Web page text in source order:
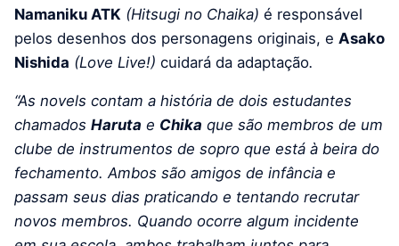
Namaniku ATK (Hitsugi no Chaika) é responsável
pelos desenhos dos personagens originais, e Asako
Nishida (Love Live!) cuidará da adaptação.
“As novels contam a história de dois estudantes
chamados Haruta e Chika que são membros de um
clube de instrumentos de sopro que está à beira do
fechamento. Ambos são amigos de infância e
passam seus dias praticando e tentando recrutar
novos membros. Quando ocorre algum incidente